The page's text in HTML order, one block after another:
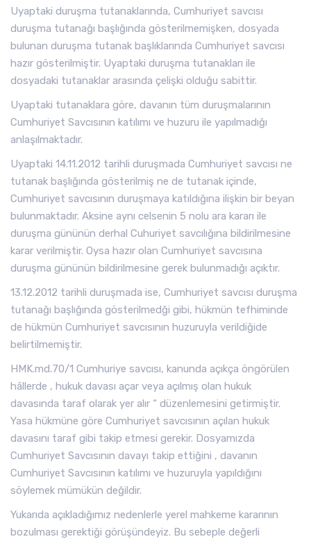
Uyaptaki duruşma tutanaklarında, Cumhuriyet savcısı
duruşma tutanağı başlığında gösterilmemişken, dosyada
bulunan duruşma tutanak başlıklarında Cumhuriyet savcısı
hazır gösterilmiştir. Uyaptaki duruşma tutanakları ile
dosyadaki tutanaklar arasında çelişki olduğu sabittir.
Uyaptaki tutanaklara göre, davanın tüm duruşmalarının
Cumhuriyet Savcısının katılımı ve huzuru ile yapılmadığı
anlaşılmaktadır.
Uyaptaki 14.11.2012 tarihli duruşmada Cumhuriyet savcısı ne
tutanak başlığında gösterilmiş ne de tutanak içinde,
Cumhuriyet savcısının duruşmaya katıldığına ilişkin bir beyan
bulunmaktadır. Aksine aynı celsenin 5 nolu ara kararı ile
duruşma gününün derhal Cuhuriyet savcılığına bildirilmesine
karar verilmiştir. Oysa hazır olan Cumhuriyet savcısına
duruşma gününün bildirilmesine gerek bulunmadığı açıktır.
13.12.2012 tarihli duruşmada ise, Cumhuriyet savcısı duruşma
tutanağı başlığında gösterilmedği gibi, hükmün tefhiminde
de hükmün Cumhuriyet savcısının huzuruyla verildiğide
belirtilmemiştir.
HMK.md.70/1 Cumhuriye savcısı, kanunda açıkça öngörülen
hâllerde , hukuk davası açar veya açılmış olan hukuk
davasında taraf olarak yer alır “ düzenlemesini getirmiştir.
Yasa hükmüne göre Cumhuriyet savcısının açılan hukuk
davasını taraf gibi takip etmesi gerekir. Dosyamızda
Cumhuriyet Savcısının davayı takip ettiğini , davanın
Cumhuriyet Savcısının katılımı ve huzuruyla yapıldığını
söylemek mümükün değildir.
Yukarıda açıkladığımız nedenlerle yerel mahkeme kararının
bozulması gerektiği görüşündeyiz. Bu sebeple değerli